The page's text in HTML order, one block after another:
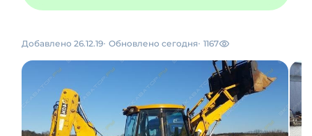
Добавлено 26.12.19 Обновлено сегодня 1167